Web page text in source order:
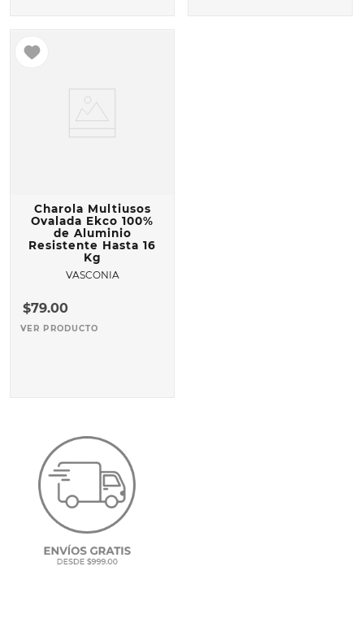
Charola Multiusos
Ovalada Ekco 100%
de Aluminio
Resistente Hasta 16
Kg
VASCONIA
$79.00
VER PRODUCTO